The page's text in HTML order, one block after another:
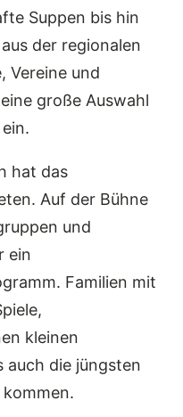
Suppen bis hin
der regionalen
Vereine und
große Auswahl
hat das
Auf der Bühne
und
ein
Familien mit
kleinen
auch die jüngsten